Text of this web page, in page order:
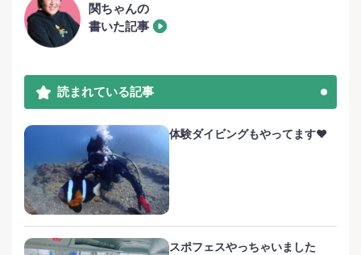
関ちゃんの
書いた記事
読まれている記事
体験ダイビングもやってます❤️
スポフェスやっちゃいました